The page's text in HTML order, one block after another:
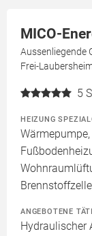
MICO-
Aussenliegende
Frei-
5
HEIZUNG
ANGEBOTENE
Hydraulischer